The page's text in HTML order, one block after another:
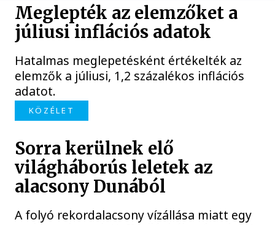
Meglepték az elemzőket a
júliusi inflációs adatok
Hatalmas meglepetésként értékelték az
elemzők a júliusi, 1,2 százalékos inflációs
adatot.
KÖZÉLET
Sorra kerülnek elő
világháborús leletek az
alacsony Dunából
A folyó rekordalacsony vízállása miatt egy